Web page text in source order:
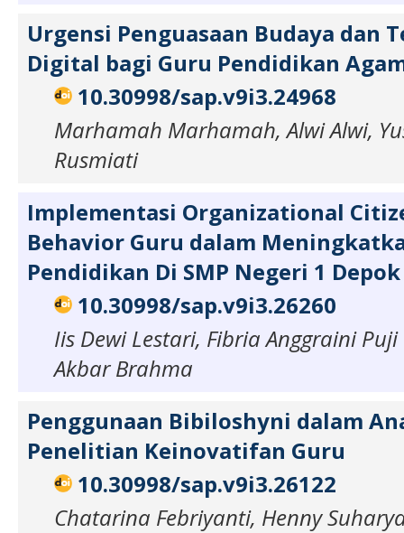
Urgensi Penguasaan Budaya dan
Digital bagi Guru Pendidikan
10.30998/sap.v9i3.24968
Marhamah Marhamah, Alwi Alwi,
Rusmiati
Implementasi Organizational
Behavior Guru dalam
Pendidikan Di SMP Negeri 1 Depok
10.30998/sap.v9i3.26260
Iis Dewi Lestari, Fibria Anggraini
Akbar Brahma
Penggunaan Bibiloshyni dalam
Penelitian Keinovatifan Guru
10.30998/sap.v9i3.26122
Chatarina Febriyanti, Henny